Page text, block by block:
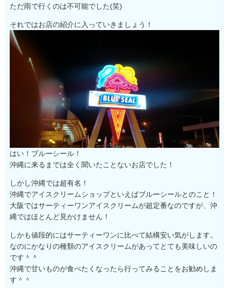
ただ雨で行くのは不可能でした(笑)
それではお店の紹介に入っていきましょう！
はい！ブルーシール！
沖縄に来るまでは全く聞いたことないお店でした！
しかし沖縄では超有名！
沖縄でアイスクリームショップといえばブルーシールとのこと！
大阪ではサーティーワンアイスクリームが超定番なのですが、沖
縄ではほとんど見かけません！
しかも値段的にはサーティーワンに比べて結構安い気がします。
なのにかなりの種類のアイスクリームがあってとても美味しいの
です＾＾
沖縄で甘いものが食べたくなったら行ってみることをお勧めしま
す＾＾